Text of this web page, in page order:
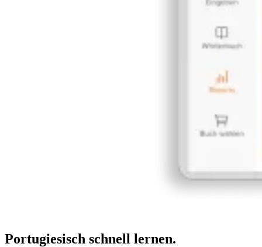
Portugiesisch schnell lernen.